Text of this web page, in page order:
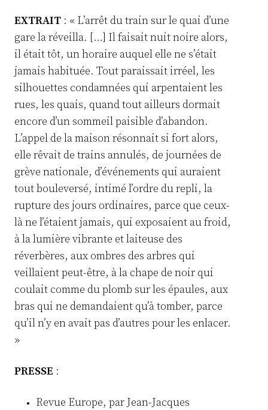
EXTRAIT : « L’arrêt du train sur le quai d’une
gare la réveilla. […] Il faisait nuit noire alors,
il était tôt, un horaire auquel elle ne s’était
jamais habituée. Tout paraissait irréel, les
silhouettes condamnées qui arpentaient les
rues, les quais, quand tout ailleurs dormait
encore d’un sommeil paisible d’abandon.
L’appel de la maison résonnait si fort alors,
elle rêvait de trains annulés, de journées de
grève nationale, d’événements qui auraient
tout bouleversé, intimé l’ordre du repli, la
rupture des jours ordinaires, parce que ceux-
là ne l’étaient jamais, qui exposaient au froid,
à la lumière vibrante et laiteuse des
réverbères, aux ombres des arbres qui
veillaient peut-être, à la chape de noir qui
coulait comme du plomb sur les épaules, aux
bras qui ne demandaient qu’à tomber, parce
qu’il n’y en avait pas d’autres pour les enlacer.
»
PRESSE :
Revue Europe, par Jean-Jacques